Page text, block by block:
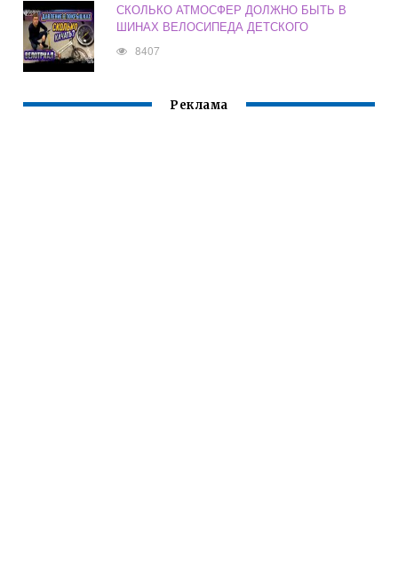
СКОЛЬКО АТМОСФЕР ДОЛЖНО БЫТЬ В
ШИНАХ ВЕЛОСИПЕДА ДЕТСКОГО
8407
Реклама